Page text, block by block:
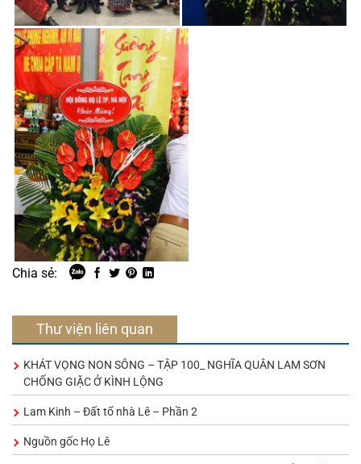
Chia sẻ:
Thư viện liên quan
KHÁT VỌNG NON SÔNG – TẬP 100_ NGHĨA QUÂN LAM SƠN
CHỐNG GIẶC Ở KÌNH LỘNG
Lam Kinh – Đất tổ nhà Lê – Phần 2
Nguồn gốc Họ Lê